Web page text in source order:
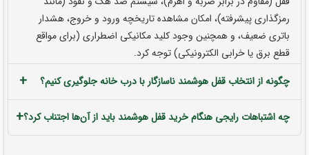
رمزگذاری پیشرفته)، امکان مشاهده تاریخچه ورود و خروج، هشدار
باتری ضعیف، و همچنین وجود کلید مکانیکی اضطراری (برای مواقع
قطع برق یا خرابی الکترونیکی) توجه کرد.
چگونه از انتخاب قفل هوشمند ناسازگار با درب خانه جلوگیری کنیم؟
+
چه اشتباهات رایجی هنگام خرید قفل هوشمند باید از آن‌ها اجتناب کرد؟+